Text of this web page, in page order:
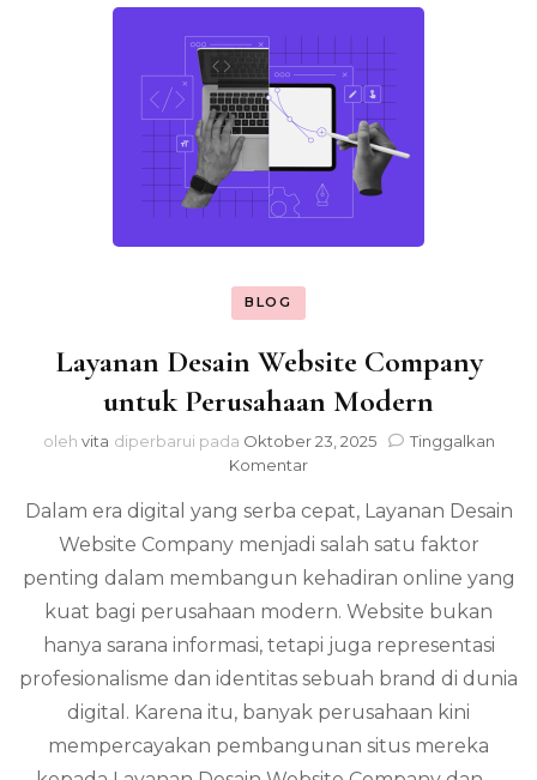
BLOG
Layanan Desain Website Company
untuk Perusahaan Modern
oleh vita diperbarui pada Oktober 23, 2025
Tinggalkan
Komentarpada
Desain
Website
untuk
Perusahaan
Dalam era digital yang serba cepat, Layanan Desain
Website Company menjadi salah satu faktor
penting dalam membangun kehadiran online yang
kuat bagi perusahaan modern. Website bukan
hanya sarana informasi, tetapi juga representasi
profesionalisme dan identitas sebuah brand di dunia
digital. Karena itu, banyak perusahaan kini
mempercayakan pembangunan situs mereka